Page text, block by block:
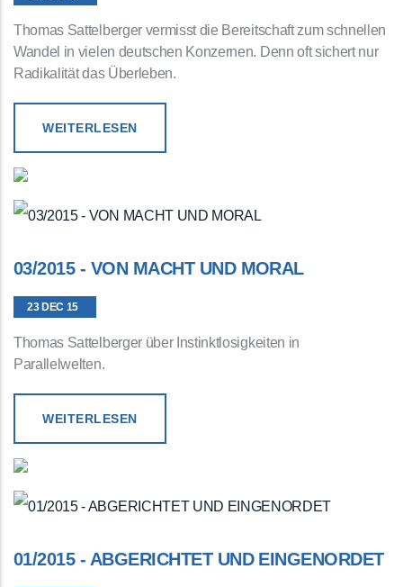
Thomas Sattelberger vermisst die Bereitschaft zum schnellen
Wandel in vielen deutschen Konzernen. Denn oft sichert nur
Radikalität das Überleben.
WEITERLESEN
03/2015 - VON MACHT UND MORAL
23 DEC 15
Thomas Sattelberger über Instinktlosigkeiten in
Parallelwelten.
WEITERLESEN
01/2015 - ABGERICHTET UND EINGENORDET